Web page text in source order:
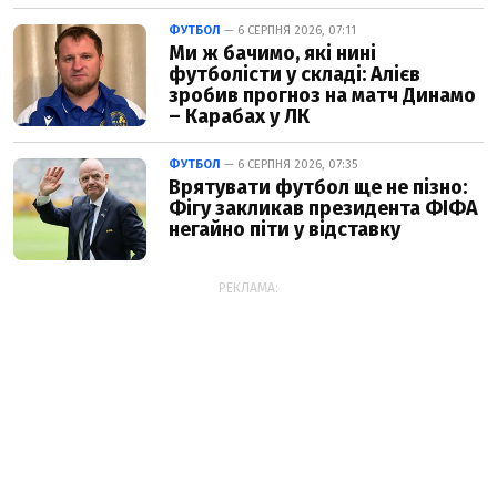
ФУТБОЛ — 6 СЕРПНЯ 2026, 07:11
Ми ж бачимо, які нині
футболісти у складі: Алієв
зробив прогноз на матч Динамо
– Карабах у ЛК
ФУТБОЛ — 6 СЕРПНЯ 2026, 07:35
Врятувати футбол ще не пізно:
Фігу закликав президента ФІФА
негайно піти у відставку
РЕКЛАМА: